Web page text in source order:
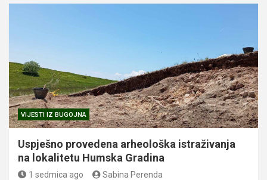
VIJESTI IZ BUGOJNA
Uspješno provedena arheološka istraživanja
na lokalitetu Humska Gradina
1 sedmica ago Sabina Perenda